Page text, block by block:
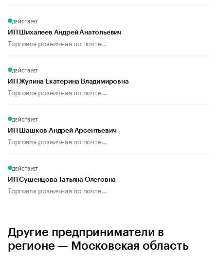
ДЕЙСТВУЕТ
ИП Шихалеев Андрей Анатольевич
Торговля розничная по почте...
ДЕЙСТВУЕТ
ИП Жулина Екатерина Владимировна
Торговля розничная по почте...
ДЕЙСТВУЕТ
ИП Шашков Андрей Арсентьевич
Торговля розничная по почте...
ДЕЙСТВУЕТ
ИП Сушенцова Татьяна Олеговна
Торговля розничная по почте...
Другие предприниматели в
регионе — Московская область